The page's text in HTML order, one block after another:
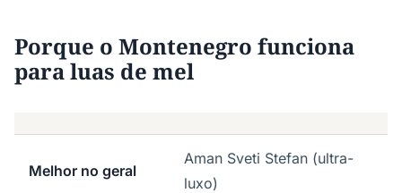
Porque o Montenegro funciona
para luas de mel
Melhor no geral
Aman Sveti Stefan (ultra-
luxo)